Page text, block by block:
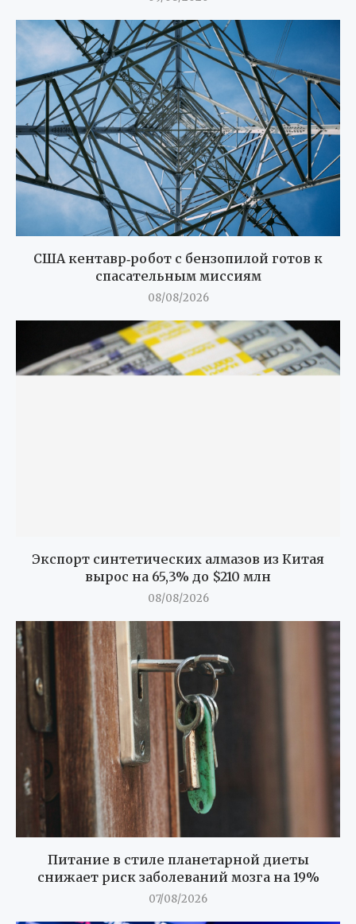
США кентавр‑робот с бензопилой готов к
спасательным миссиям
08/08/2026
Экспорт синтетических алмазов из Китая
вырос на 65,3% до $210 млн
08/08/2026
Питание в стиле планетарной диеты
снижает риск заболеваний мозга на 19%
07/08/2026